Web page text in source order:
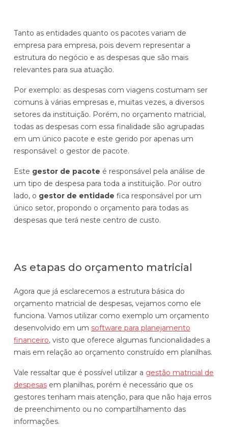
Tanto as entidades quanto os pacotes variam de
empresa para empresa, pois devem representar a
estrutura do negócio e as despesas que são mais
relevantes para sua atuação.
Por exemplo: as despesas com viagens costumam ser
comuns à várias empresas e, muitas vezes, a diversos
setores da instituição. Porém, no orçamento matricial,
todas as despesas com essa finalidade são agrupadas
em um único pacote e este gerido por apenas um
responsável: o gestor de pacote.
Este gestor de pacote é responsável pela análise de
um tipo de despesa para toda a instituição. Por outro
lado, o gestor de entidade fica responsável por um
único setor, propondo o orçamento para todas as
despesas que terá neste centro de custo.
As etapas do orçamento matricial
Agora que já esclarecemos a estrutura básica do
orçamento matricial de despesas, vejamos como ele
funciona. Vamos utilizar como exemplo um orçamento
desenvolvido em um software para planejamento
financeiro, visto que oferece algumas funcionalidades a
mais em relação ao orçamento construído em planilhas.
Vale ressaltar que é possível utilizar a gestão matricial de
despesas em planilhas, porém é necessário que os
gestores tenham mais atenção, para que não haja erros
de preenchimento ou no compartilhamento das
informações.